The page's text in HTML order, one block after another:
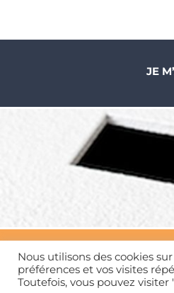
JE
Nous utilisons des cookies
préférences et vos visites
Toutefois, vous pouvez